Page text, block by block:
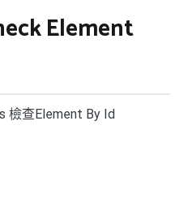
Element
檢查Element By Id